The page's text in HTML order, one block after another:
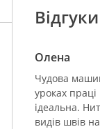
Олена
Чудова
уроках
ідеальна.
видів швів